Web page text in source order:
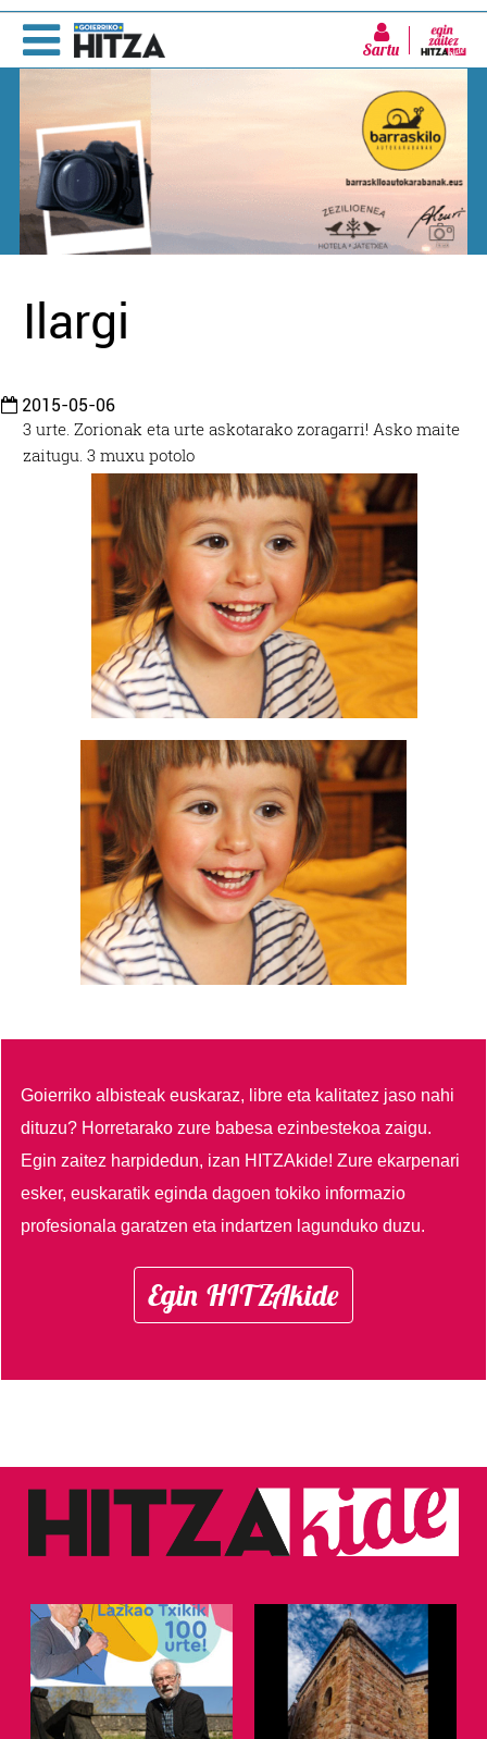
Sartu
Ilargi
2015-05-06
3 urte. Zorionak eta urte askotarako zoragarri! Asko maite
zaitugu. 3 muxu potolo
Goierriko albisteak euskaraz, libre eta kalitatez jaso nahi
dituzu? Horretarako zure babesa ezinbestekoa zaigu.
Egin zaitez harpidedun, izan HITZAkide!Zure ekarpenari
esker, euskaratik eginda dagoen tokiko informazio
profesionala garatzen eta indartzen lagunduko duzu.
Egin HITZAkide